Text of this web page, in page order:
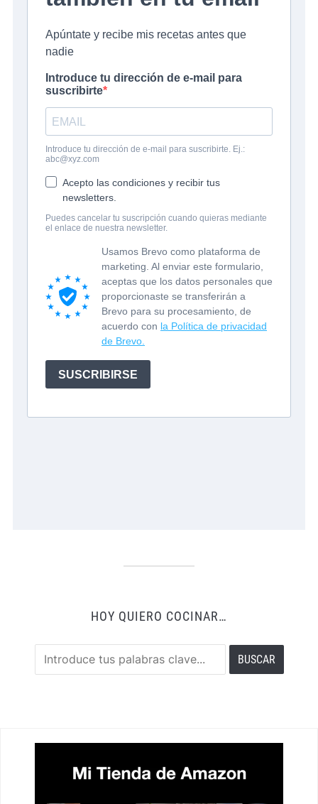
HOY QUIERO COCINAR…